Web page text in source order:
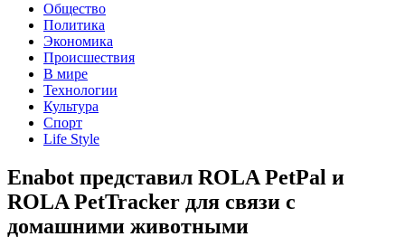
Общество
Политика
Экономика
Происшествия
В мире
Технологии
Культура
Спорт
Life Style
Enabot представил ROLA PetPal и
ROLA PetTracker для связи с
домашними животными